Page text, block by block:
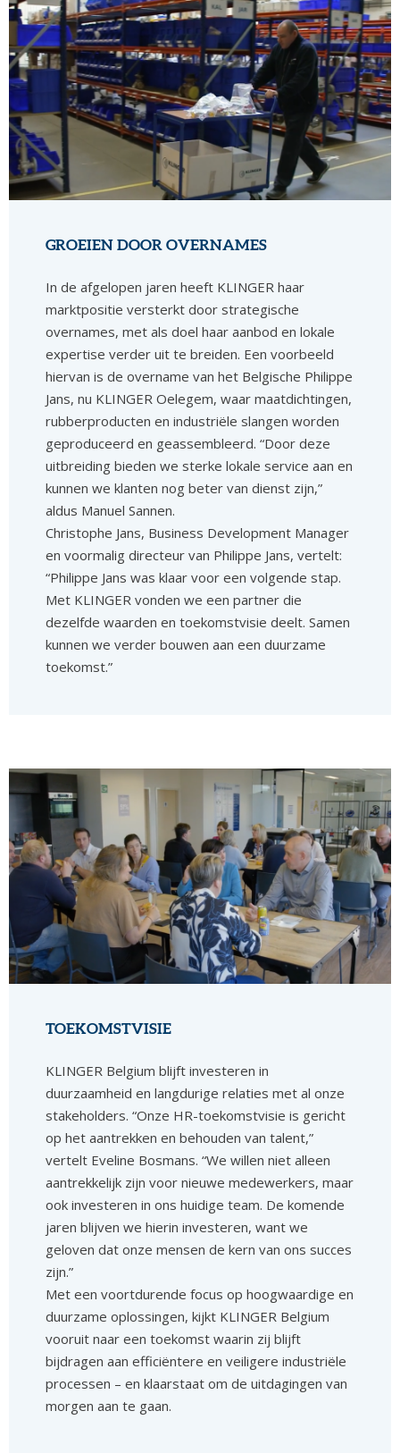
GROEIEN DOOR OVERNAMES
In de afgelopen jaren heeft KLINGER haar
marktpositie versterkt door strategische
overnames, met als doel haar aanbod en lokale
expertise verder uit te breiden. Een voorbeeld
hiervan is de overname van het Belgische Philippe
Jans, nu KLINGER Oelegem, waar maatdichtingen,
rubberproducten en industriële slangen worden
geproduceerd en geassembleerd. “Door deze
uitbreiding bieden we sterke lokale service aan en
kunnen we klanten nog beter van dienst zijn,”
aldus Manuel Sannen.
Christophe Jans, Business Development Manager
en voormalig directeur van Philippe Jans, vertelt:
“Philippe Jans was klaar voor een volgende stap.
Met KLINGER vonden we een partner die
dezelfde waarden en toekomstvisie deelt. Samen
kunnen we verder bouwen aan een duurzame
toekomst.”
TOEKOMSTVISIE
KLINGER Belgium blijft investeren in
duurzaamheid en langdurige relaties met al onze
stakeholders. “Onze HR-toekomstvisie is gericht
op het aantrekken en behouden van talent,”
vertelt Eveline Bosmans. “We willen niet alleen
aantrekkelijk zijn voor nieuwe medewerkers, maar
ook investeren in ons huidige team. De komende
jaren blijven we hierin investeren, want we
geloven dat onze mensen de kern van ons succes
zijn.”
Met een voortdurende focus op hoogwaardige en
duurzame oplossingen, kijkt KLINGER Belgium
vooruit naar een toekomst waarin zij blijft
bijdragen aan efficiëntere en veiligere industriële
processen – en klaarstaat om de uitdagingen van
morgen aan te gaan.